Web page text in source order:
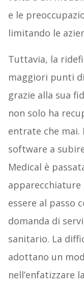
e le
limitando le
Tuttavia, la
maggiori punti
grazie alla sua
non solo ha
entrate che mai.
software a
Medical è
essere al passo
domanda di
sanitario. La
adottano un
nell’enfatizzare